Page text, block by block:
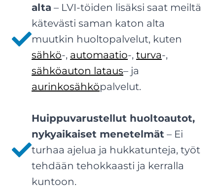
alta – LVI-töiden lisäksi saat meiltä
kätevästi saman katon alta
muutkin huoltopalvelut, kuten
sähkö-, automaatio-, turva-,
sähköauton lataus– ja
aurinkosähköpalvelut.
Huippuvarustellut huoltoautot,
nykyaikaiset menetelmät – Ei
turhaa ajelua ja hukkatunteja, työt
tehdään tehokkaasti ja kerralla
kuntoon.